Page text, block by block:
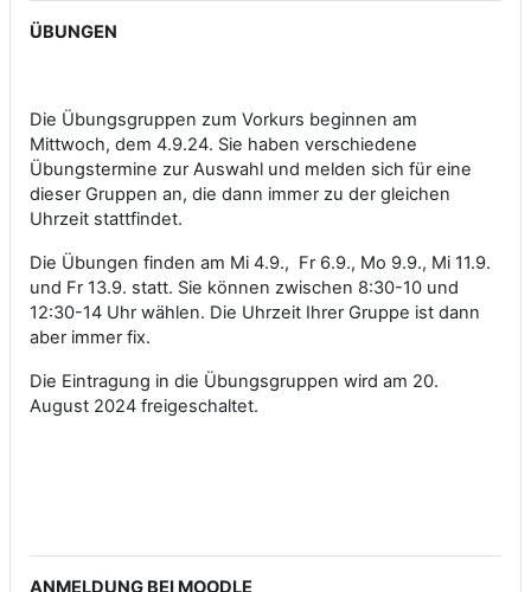
ÜBUNGEN
Die Übungsgruppen zum Vorkurs beginnen am
Mittwoch, dem 4.9.24. Sie haben verschiedene
Übungstermine zur Auswahl und melden sich für eine
dieser Gruppen an, die dann immer zu der gleichen
Uhrzeit stattfindet.
Die Übungen finden am Mi 4.9., Fr 6.9., Mo 9.9., Mi 11.9.
und Fr 13.9. statt. Sie können zwischen 8:30-10 und
12:30-14 Uhr wählen. Die Uhrzeit Ihrer Gruppe ist dann
aber immer fix.
Die Eintragung in die Übungsgruppen wird am 20.
August 2024 freigeschaltet.
ANMELDUNG BEI MOODLE